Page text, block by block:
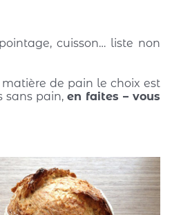
cuisson… liste non
de pain le choix est
sans pain, en faites – vous